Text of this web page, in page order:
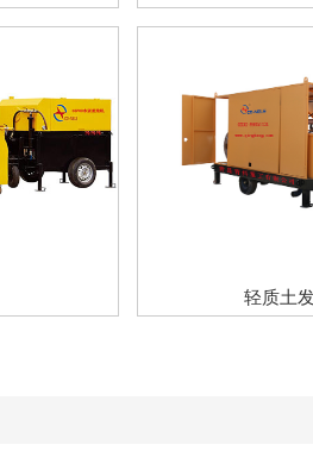
轻质土